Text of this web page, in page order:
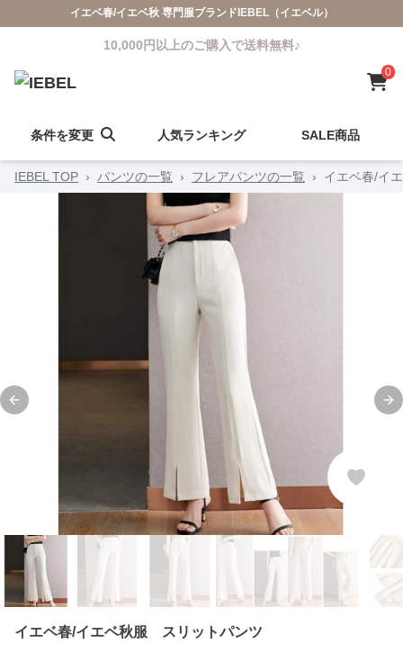
イエベ春/イエベ秋 専門服ブランドIEBEL（イエベル）
10,000円以上のご購入で送料無料♪
0
条件を変更 人気ランキング SALE商品
IEBEL TOP › パンツの一覧 › フレアパンツの一覧 › イエベ春/イ
Previous slide
イエベ春/イエベ秋服 スリットパンツ